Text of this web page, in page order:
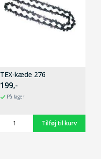
TEX-kæde 276
199,-
På lager